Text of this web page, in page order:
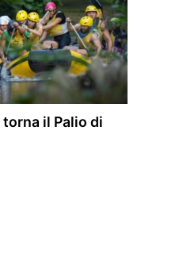
torna il Palio di